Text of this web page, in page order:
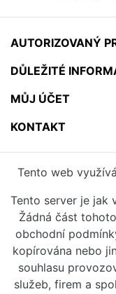
AUTORIZOVANÝ
DŮLEŽITÉ
MŮJ ÚČET
KONTAKT
Tento web
Tento server je jak
Žádná část
obchodní
kopírována nebo
souhlasu
služeb, firem a